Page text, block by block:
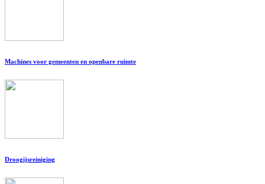
Machines voor gemeenten en openbare ruimte
Droogijsreiniging